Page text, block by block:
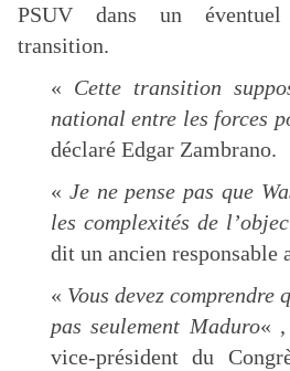
PSUV dans un éventuel
transition.
« Cette transition
national entre les forces
déclaré Edgar Zambrano.
« Je ne pense pas que
les complexités de
dit un ancien responsable
« Vous devez comprendre
pas seulement Maduro« ,
vice-président du